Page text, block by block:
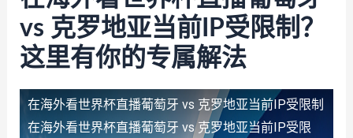
vs 克罗地亚当前IP受限制？
这里有你的专属解法
在海外看世界杯直播葡萄牙 vs 克罗地亚当前IP受限制
在海外看世界杯直播葡萄牙 vs 克罗地亚当前IP受限